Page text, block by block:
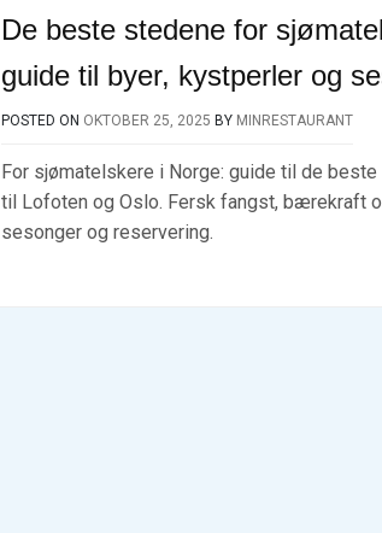
De beste stedene for
guide til byer, kystperler og
POSTED ON OKTOBER 25, 2025 BY MINRESTAURANT
For sjømatelskere i Norge: guide til de
til Lofoten og Oslo. Fersk fangst, bærekraft
sesonger og reservering.